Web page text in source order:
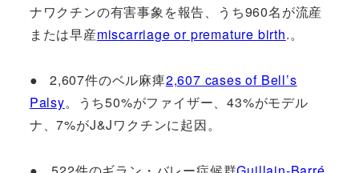
ナワクチンの有害事象を報告、うち960名が流産
または早産miscarriage or premature birth.。
● 2,607件のベル麻痺2,607 cases of Bell’s
Palsy。うち50%がファイザー、43%がモデル
ナ、7%がJ&Jワクチンに起因。